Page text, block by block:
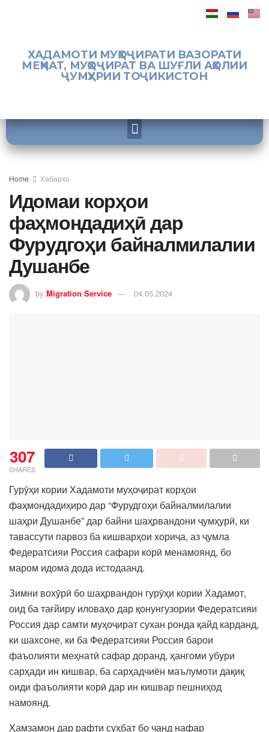
ХАДАМОТИ МУҲОҶИРАТИ ВАЗОРАТИ
МЕҲНАТ, МУҲОҶИРАТ ВА ШУҒЛИ АҲОЛИИ
ҶУМҲУРИИ ТОҶИКИСТОН
Home Хабархо
Идомаи корҳои
фаҳмондадиҳӣ дар
Фурудгоҳи байналмилалии
Душанбе
by Migration Service 04.05.2024
307
SHARES
Гурӯҳи кории Хадамоти муҳоҷират корҳои
фаҳмондадиҳиро дар “Фурудгоҳи байналмилалии
шаҳри Душанбе” дар байни шаҳрвандони ҷумҳурӣ, ки
тавассути парвоз ба кишварҳои хориҷа, аз ҷумла
Федератсияи Россия сафари корӣ менамоянд, бо
маром идома дода истодаанд.
Зимни вохӯрӣ бо шаҳрвандон гурӯҳи кории Хадамот,
оид ба тағйиру иловаҳо дар қонунгузории Федератсияи
Россия дар самти муҳоҷират сухан ронда қайд карданд,
ки шахсоне, ки ба Федератсияи Россия барои
фаъолияти меҳнатӣ сафар доранд, ҳангоми убури
сарҳади ин кишвар, ба сарҳадчиён маълумоти дақиқ
оиди фаъолияти корӣ дар ин кишвар пешниҳод
намоянд.
Ҳамзамон дар рафти суҳбат бо чанд нафар